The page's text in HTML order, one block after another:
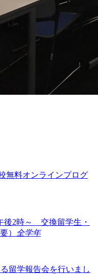
無料オンラインプログ
後2時～ 交換留学生・
）
全学年
留学報告会を行いまし